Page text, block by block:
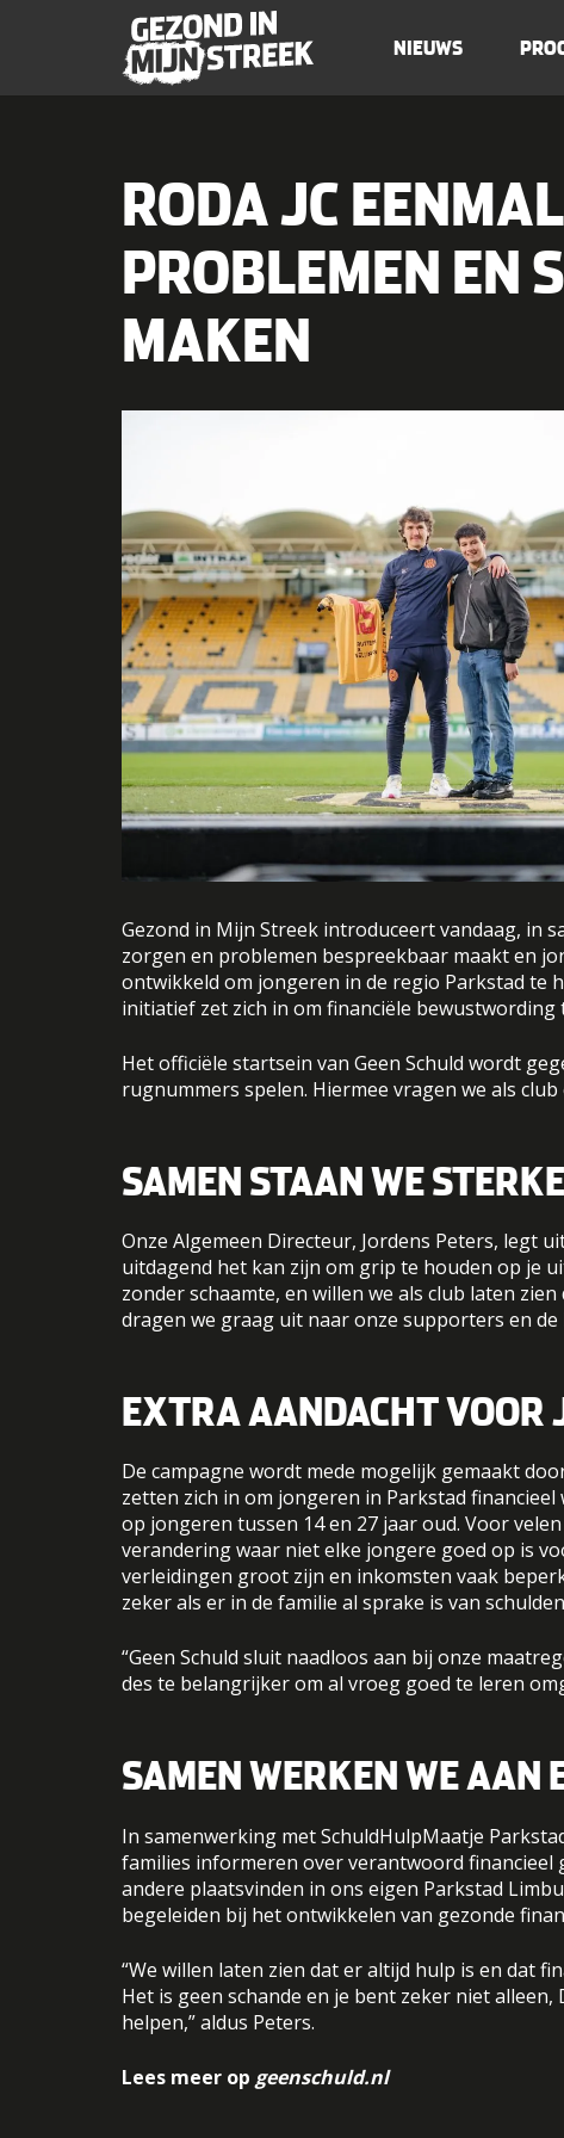
NIEUWS
RODA JC
PROBLEMEN EN
MAKEN
Gezond in Mijn Streek introduceert vandaag, in
zorgen en problemen bespreekbaar maakt en
ontwikkeld om jongeren in de regio Parkstad te
initiatief zet zich in om financiële
Het officiële startsein van Geen Schuld wordt
rugnummers spelen. Hiermee vragen we als
SAMEN STAAN WE
Onze Algemeen Directeur, Jordens Peters, legt
uitdagend het kan zijn om grip te houden op je
zonder schaamte, en willen we als club laten
dragen we graag uit naar onze supporters en de
EXTRA AANDACHT VOOR
De campagne wordt mede mogelijk gemaakt
zetten zich in om jongeren in Parkstad
op jongeren tussen 14 en 27 jaar oud. Voor
verandering waar niet elke jongere goed op is
verleidingen groot zijn en inkomsten vaak
zeker als er in de familie al sprake is van
“Geen Schuld sluit naadloos aan bij onze
des te belangrijker om al vroeg goed te leren
SAMEN WERKEN WE AAN
In samenwerking met SchuldHulpMaatje
families informeren over verantwoord financieel
andere plaatsvinden in ons eigen Parkstad
begeleiden bij het ontwikkelen van gezonde
“We willen laten zien dat er altijd hulp is en dat
Het is geen schande en je bent zeker niet
helpen,” aldus Peters.
Lees meer op geenschuld.nl